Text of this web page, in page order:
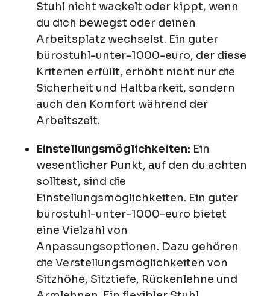
Stuhl nicht wackelt oder kippt, wenn
du dich bewegst oder deinen
Arbeitsplatz wechselst. Ein guter
bürostuhl-unter-1000-euro, der diese
Kriterien erfüllt, erhöht nicht nur die
Sicherheit und Haltbarkeit, sondern
auch den Komfort während der
Arbeitszeit.
Einstellungsmöglichkeiten: Ein
wesentlicher Punkt, auf den du achten
solltest, sind die
Einstellungsmöglichkeiten. Ein guter
bürostuhl-unter-1000-euro bietet
eine Vielzahl von
Anpassungsoptionen. Dazu gehören
die Verstellungsmöglichkeiten von
Sitzhöhe, Sitztiefe, Rückenlehne und